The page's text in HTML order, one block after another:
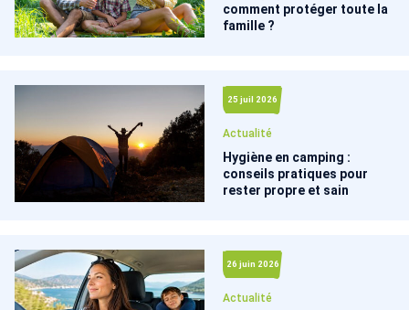
comment protéger toute la
famille ?
25 juil 2026
Actualité
Hygiène en camping :
conseils pratiques pour
rester propre et sain
26 juin 2026
Actualité